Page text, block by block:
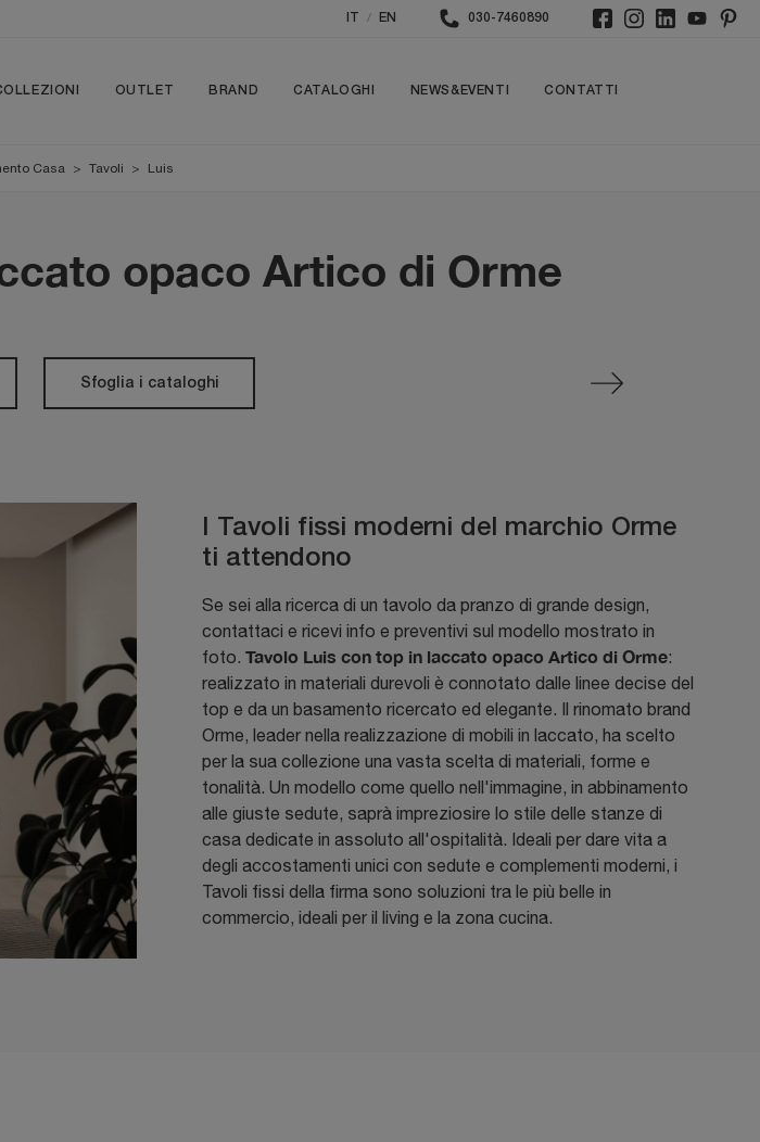
/ EN 030-7460890
OUTLET BRAND CATALOGHI NEWS&EVENTI CONTATTI
Casa > Tavoli > Luis
opaco Artico di Orme
Sfoglia i cataloghi
I Tavoli fissi moderni del marchio Orme
ti attendono
Se sei alla ricerca di un tavolo da pranzo di grande design,
contattaci e ricevi info e preventivi sul modello mostrato in
foto. Tavolo Luis con top in laccato opaco Artico di Orme:
realizzato in materiali durevoli è connotato dalle linee decise del
top e da un basamento ricercato ed elegante. Il rinomato brand
Orme, leader nella realizzazione di mobili in laccato, ha scelto
per la sua collezione una vasta scelta di materiali, forme e
tonalità. Un modello come quello nell'immagine, in abbinamento
alle giuste sedute, saprà impreziosire lo stile delle stanze di
casa dedicate in assoluto all'ospitalità. Ideali per dare vita a
degli accostamenti unici con sedute e complementi moderni, i
Tavoli fissi della firma sono soluzioni tra le più belle in
commercio, ideali per il living e la zona cucina.